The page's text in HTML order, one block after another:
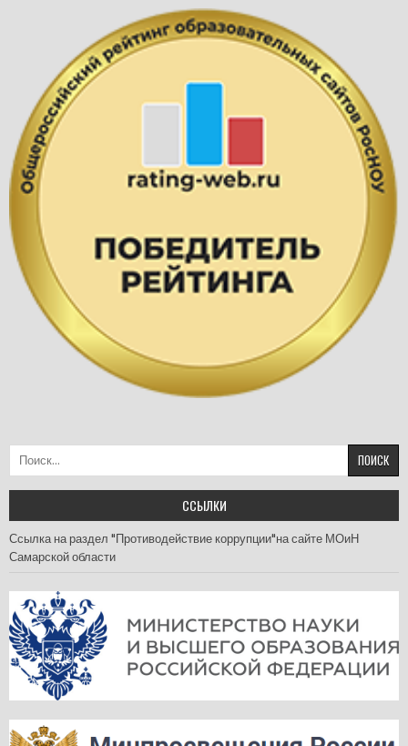
ССЫЛКИ
Ссылка на раздел "Противодействие коррупции"на сайте МОиН
Самарской области